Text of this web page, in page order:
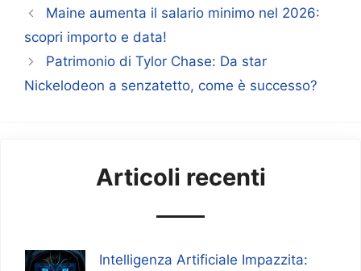
Maine aumenta il salario minimo nel 2026:
scopri importo e data!
Patrimonio di Tylor Chase: Da star
Nickelodeon a senzatetto, come è successo?
Articoli recenti
Intelligenza Artificiale Impazzita: